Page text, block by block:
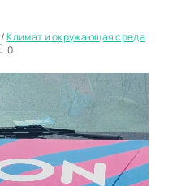
/Климат и окружающая среда
0